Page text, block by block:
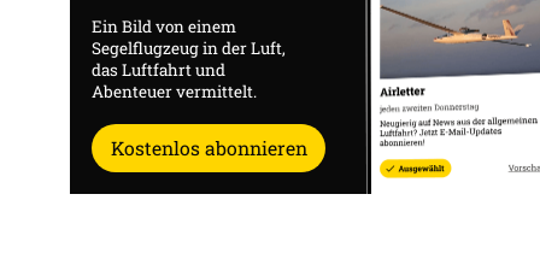
Ein Bild von einem
Segelflugzeug in der Luft,
das Luftfahrt und
Abenteuer vermittelt.
Kostenlos abonnieren